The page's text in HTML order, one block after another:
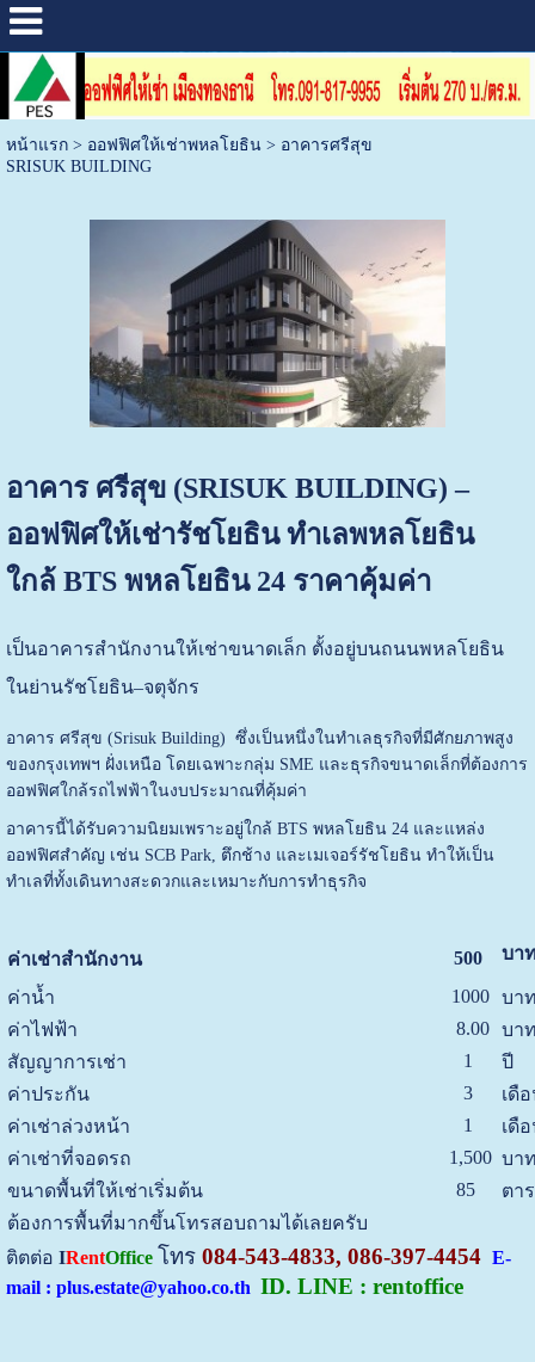
หน้าแรก> ออฟฟิศให้เช่าพหลโยธิน> อาคารศรีสุข
SRISUK BUILDING
อาคาร ศรีสุข (SRISUK BUILDING) –
ออฟฟิศให้เช่ารัชโยธิน ทำเลพหลโยธิน
ใกล้ BTS พหลโยธิน 24 ราคาคุ้มค่า
เป็นอาคารสำนักงานให้เช่าขนาดเล็ก ตั้งอยู่บนถนนพหลโยธิน
ในย่านรัชโยธิน–จตุจักร
อาคาร ศรีสุข (Srisuk Building) ซึ่งเป็นหนึ่งในทำเลธุรกิจที่มีศักยภาพสูง
ของกรุงเทพฯ ฝั่งเหนือ โดยเฉพาะกลุ่ม SME และธุรกิจขนาดเล็กที่ต้องการ
ออฟฟิศใกล้รถไฟฟ้าในงบประมาณที่คุ้มค่า
อาคารนี้ได้รับความนิยมเพราะอยู่ใกล้ BTS พหลโยธิน 24 และแหล่ง
ออฟฟิศสำคัญ เช่น SCB Park, ตึกช้าง และเมเจอร์รัชโยธิน ทำให้เป็น
ทำเลที่ทั้งเดินทางสะดวกและเหมาะกับการทำธุรกิจ
ค่าเช่าสำนักงาน 500 บา
ค่าน้ำ 1000
บา
ค่าไฟฟ้า
8.00 บา
สัญญาการเช่า
1
ปี
ค่าประกัน
3
เดื
ค่าเช่าล่วงหน้า
1
เดื
ค่าเช่าที่จอดรถ
1,500 บา
ขนาดพื้นที่ให้เช่าเริ่มต้น
85
ตา
ต้องการพื้นที่มากขึ้นโทรสอบถามได้เลยครับ
ติตต่อ IRentOffice โทร084-543-4833, 086-397-4454 E-
mail : plus.estate@yahoo.co.th ID. LINE : rentoffice